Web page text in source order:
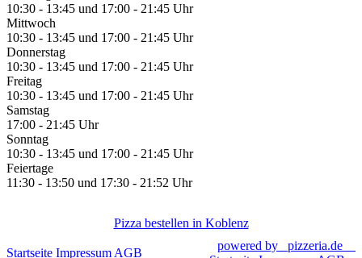
10:30 - 13:45 und 17:00 - 21:45 Uhr
Mittwoch
10:30 - 13:45 und 17:00 - 21:45 Uhr
Donnerstag
10:30 - 13:45 und 17:00 - 21:45 Uhr
Freitag
10:30 - 13:45 und 17:00 - 21:45 Uhr
Samstag
17:00 - 21:45 Uhr
Sonntag
10:30 - 13:45 und 17:00 - 21:45 Uhr
Feiertage
11:30 - 13:50 und 17:30 - 21:52 Uhr
Pizza bestellen in Koblenz
Startseite Impressum AGB
powered by pizzeria.de